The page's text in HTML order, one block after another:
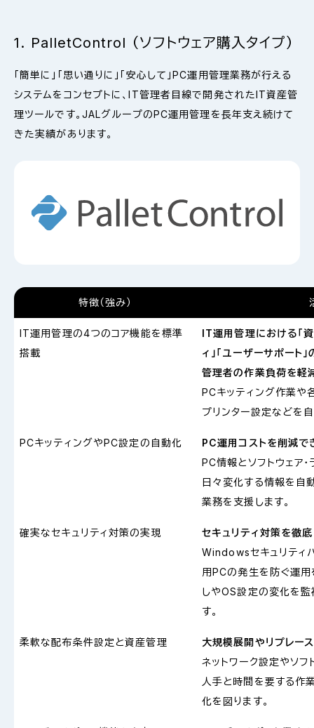
1. PalletControl （ソフトウェア購入タイプ）
「簡単に」「思い通りに」「安心して」PC運用管理業務が行える
システムをコンセプトに、IT管理者目線で開発されたIT資産管
理ツールです。JALグループのPC運用管理を長年支え続けて
きた実績があります。
特徴（強み）
IT運用管理の4つのコア機能を標準
搭載
IT運用管理における「資
ィ」「ユーザーサポート
管理者の作業負荷を軽
PCキッティング作業や
プリンター設定などを
PCキッティングやPC設定の自動化
PC運用コストを削減で
PC情報とソフトウェア
日々変化する情報を自
業務を支援します。
確実なセキュリティ対策の実現
セキュリティ対策を徹
Windowsセキュリティ
用PCの発生を防ぐ運用
しやOS設定の変化を監
す。
柔軟な配布条件設定と資産管理
大規模展開やリプレー
ネットワーク設定やソフ
人手と時間を要する作
化を図ります。